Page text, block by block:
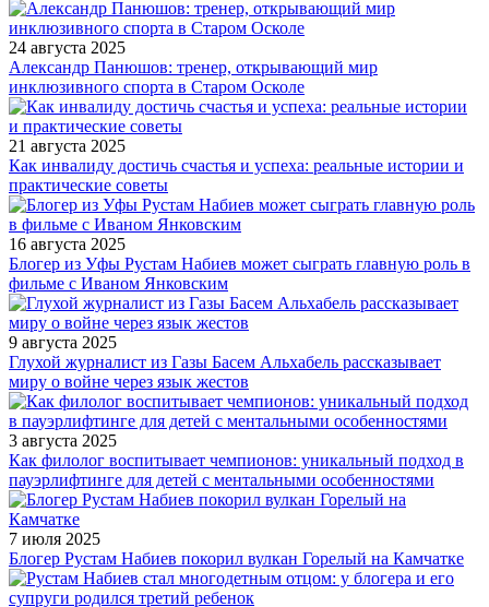
24 августа 2025
Александр Панюшов: тренер, открывающий мир
инклюзивного спорта в Старом Осколе
21 августа 2025
Как инвалиду достичь счастья и успеха: реальные истории и
практические советы
16 августа 2025
Блогер из Уфы Рустам Набиев может сыграть главную роль в
фильме с Иваном Янковским
9 августа 2025
Глухой журналист из Газы Басем Альхабель рассказывает
миру о войне через язык жестов
3 августа 2025
Как филолог воспитывает чемпионов: уникальный подход в
пауэрлифтинге для детей с ментальными особенностями
7 июля 2025
Блогер Рустам Набиев покорил вулкан Горелый на Камчатке